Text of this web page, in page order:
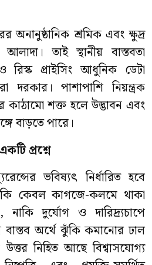
শ্রমিক এবং ক্ষুদ্র
তাই স্থানীয় বাস্তবতা
প্রাইসিং আধুনিক ডেটা
দরকার। পাশাপাশি নিয়ন্ত্রক
কাঠামো শক্ত হলে উদ্ভাবন এবং
বাড়তে পারে।
প্রশ্নে
ভবিষ্যৎ নির্ধারিত হবে
কেবল কাগজে-কলমে থাকা
দুর্যোগ ও দারিদ্র্যচাপে
অর্থে ঝুঁকি কমানোর ঢাল
নিহিত আছে বিশ্বাসযোগ্য